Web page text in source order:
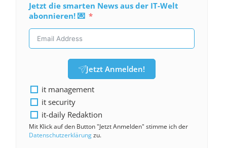
Jetzt die smarten News aus der IT-Welt
abonnieren! 💌
Jetzt Anmelden!
it management
it security
it-daily Redaktion
Mit Klick auf den Button "Jetzt Anmelden" stimme ich der
Datenschutzerklärungzu.